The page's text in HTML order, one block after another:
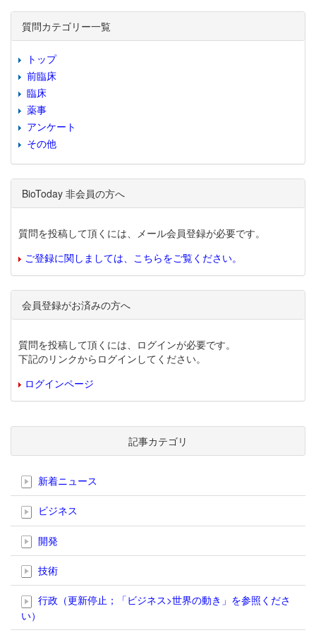
質問カテゴリー一覧
トップ
前臨床
臨床
薬事
アンケート
その他
BioToday 非会員の方へ
質問を投稿して頂くには、メール会員登録が必要です。
ご登録に関しましては、こちらをご覧ください。
会員登録がお済みの方へ
質問を投稿して頂くには、ログインが必要です。
下記のリンクからログインしてください。
ログインページ
記事カテゴリ
新着ニュース
ビジネス
開発
技術
行政（更新停止；「ビジネス>世界の動き」を参照くださ
い）